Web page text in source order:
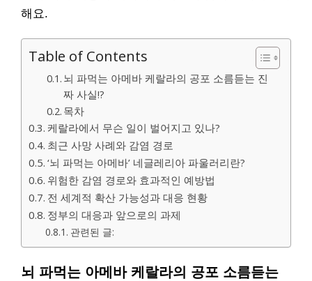
해요.
Table of Contents
뇌 파먹는 아메바 케랄라의 공포 소름듣는 진
짜 사실!?
목차
케랄라에서 무슨 일이 벌어지고 있나?
최근 사망 사례와 감염 경로
‘뇌 파먹는 아메바’ 네글레리아 파울러리란?
위험한 감염 경로와 효과적인 예방법
전 세계적 확산 가능성과 대응 현황
정부의 대응과 앞으로의 과제
관련된 글:
뇌 파먹는 아메바 케랄라의 공포 소름듣는